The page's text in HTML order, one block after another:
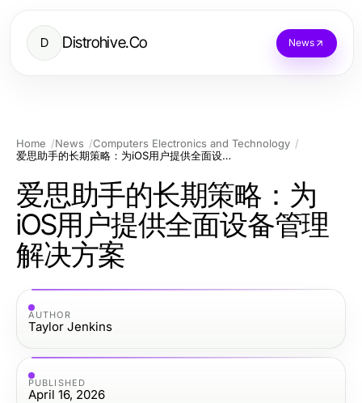
D Distrohive.Co News
Home News
Computers Electronics and Technology
爱思助手的长期策略：为iOS用户提供全面设备管理解决方案
爱思助手的长期策略：为
iOS用户提供全面设备管理
解决方案
AUTHOR
Taylor Jenkins
PUBLISHED
April 16, 2026